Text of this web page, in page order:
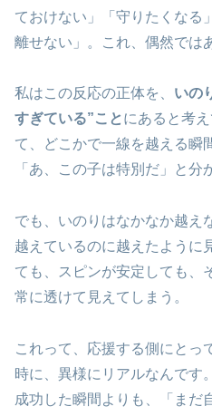
ておけない」「守りたくなる
離せない」。これ、偶然では
私はこの反応の正体を、 いの
すぎている”ことにあると考
て、どこかで一線を越える瞬
「あ、この子は特別だ」と分
でも、いのりはなかなか越え
越えているのに越えたように
ても、スピンが安定しても、
常に透けて見えてしまう。
これって、応援する側にとっ
時に、異様にリアルなんです
成功した瞬間よりも、「まだ